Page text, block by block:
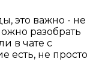
это важно - не
разобрать
в чате с
есть, не просто